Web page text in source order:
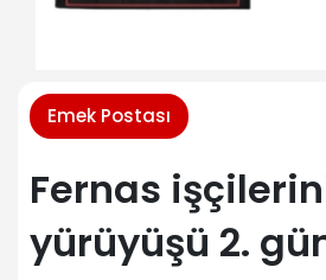
Emek Postası
Fernas
yürüyüşü 2.